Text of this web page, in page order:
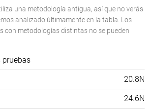
una metodología antigua, así que no verás
analizado últimamente en la tabla. Los
con metodologías distintas no se pueden
pruebas
20.8N
24.6N